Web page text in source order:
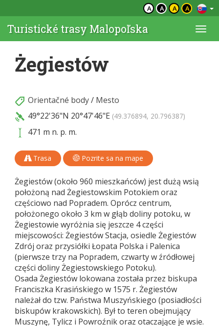
A A A A
Turistické trasy Malopoľska
Żegiestów
Orientačné body/ Mesto
49°22'36"N 20°47'46"E (49.376894, 20.796387)
471 m n. p. m.
Trasa Pozrite sa na mape
Żegiestów (około 960 mieszkańców) jest dużą wsią
położoną nad Żegiestowskim Potokiem oraz
częściowo nad Popradem. Oprócz centrum,
położonego około 3 km w głąb doliny potoku, w
Żegiestowie wyróżnia się jeszcze 4 części
miejscowości: Żegiestów Stacja, osiedle Żegiestów
Zdrój oraz przysiółki Łopata Polska i Palenica
(pierwsze trzy na Popradem, czwarty w źródłowej
części doliny Żegiestowskiego Potoku).
Osada Żegiestów lokowana została przez biskupa
Franciszka Krasińskiego w 1575 r. Żegiestów
należał do tzw. Państwa Muszyńskiego (posiadłości
biskupów krakowskich). Był to teren obejmujący
Muszynę, Tylicz i Powroźnik oraz otaczające je wsie.